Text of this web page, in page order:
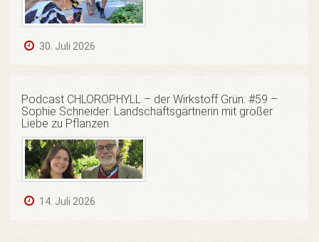
30. Juli 2026
Podcast CHLOROPHYLL – der Wirkstoff Grün: #59 –
Sophie Schneider: Landschaftsgärtnerin mit großer
Liebe zu Pflanzen
14. Juli 2026